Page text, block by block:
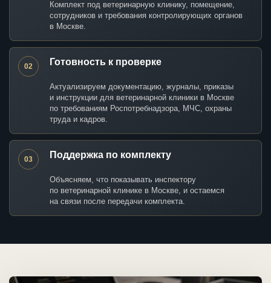
Комплект под ветеринарную клинику, помещение,
сотрудников и требования контролирующих органов
в Москве.
02 Готовность к проверке
Актуализируем документацию, журналы, приказы
и инструкции для ветеринарной клиники в Москве
по требованиям Роспотребнадзора, МЧС, охраны
труда и кадров.
03 Поддержка по комплекту
Объясняем, что показывать инспектору
по ветеринарной клинике в Москве, и остаемся
на связи после передачи комплекта.